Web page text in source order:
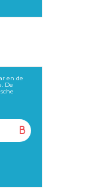
en de
De
B